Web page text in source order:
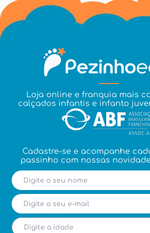
Loja online e franquia mais
calçados infantis e infanto
Cadastre-se e acompanhe
passinho com nossas